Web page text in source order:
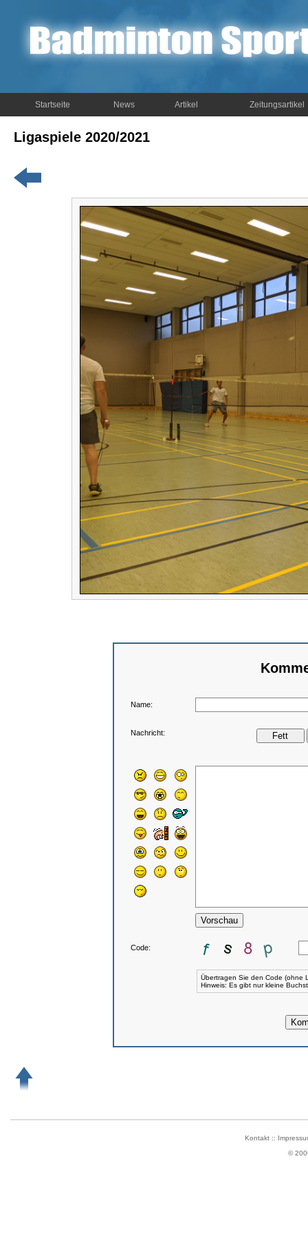
Startseite News Artikel Zeitungsartikel
Ligaspiele 2020/2021
Name:
Nachricht:
Code:
Übertragen Sie den Code (ohne
Hinweis: Es gibt nur kleine
Kontakt::
©